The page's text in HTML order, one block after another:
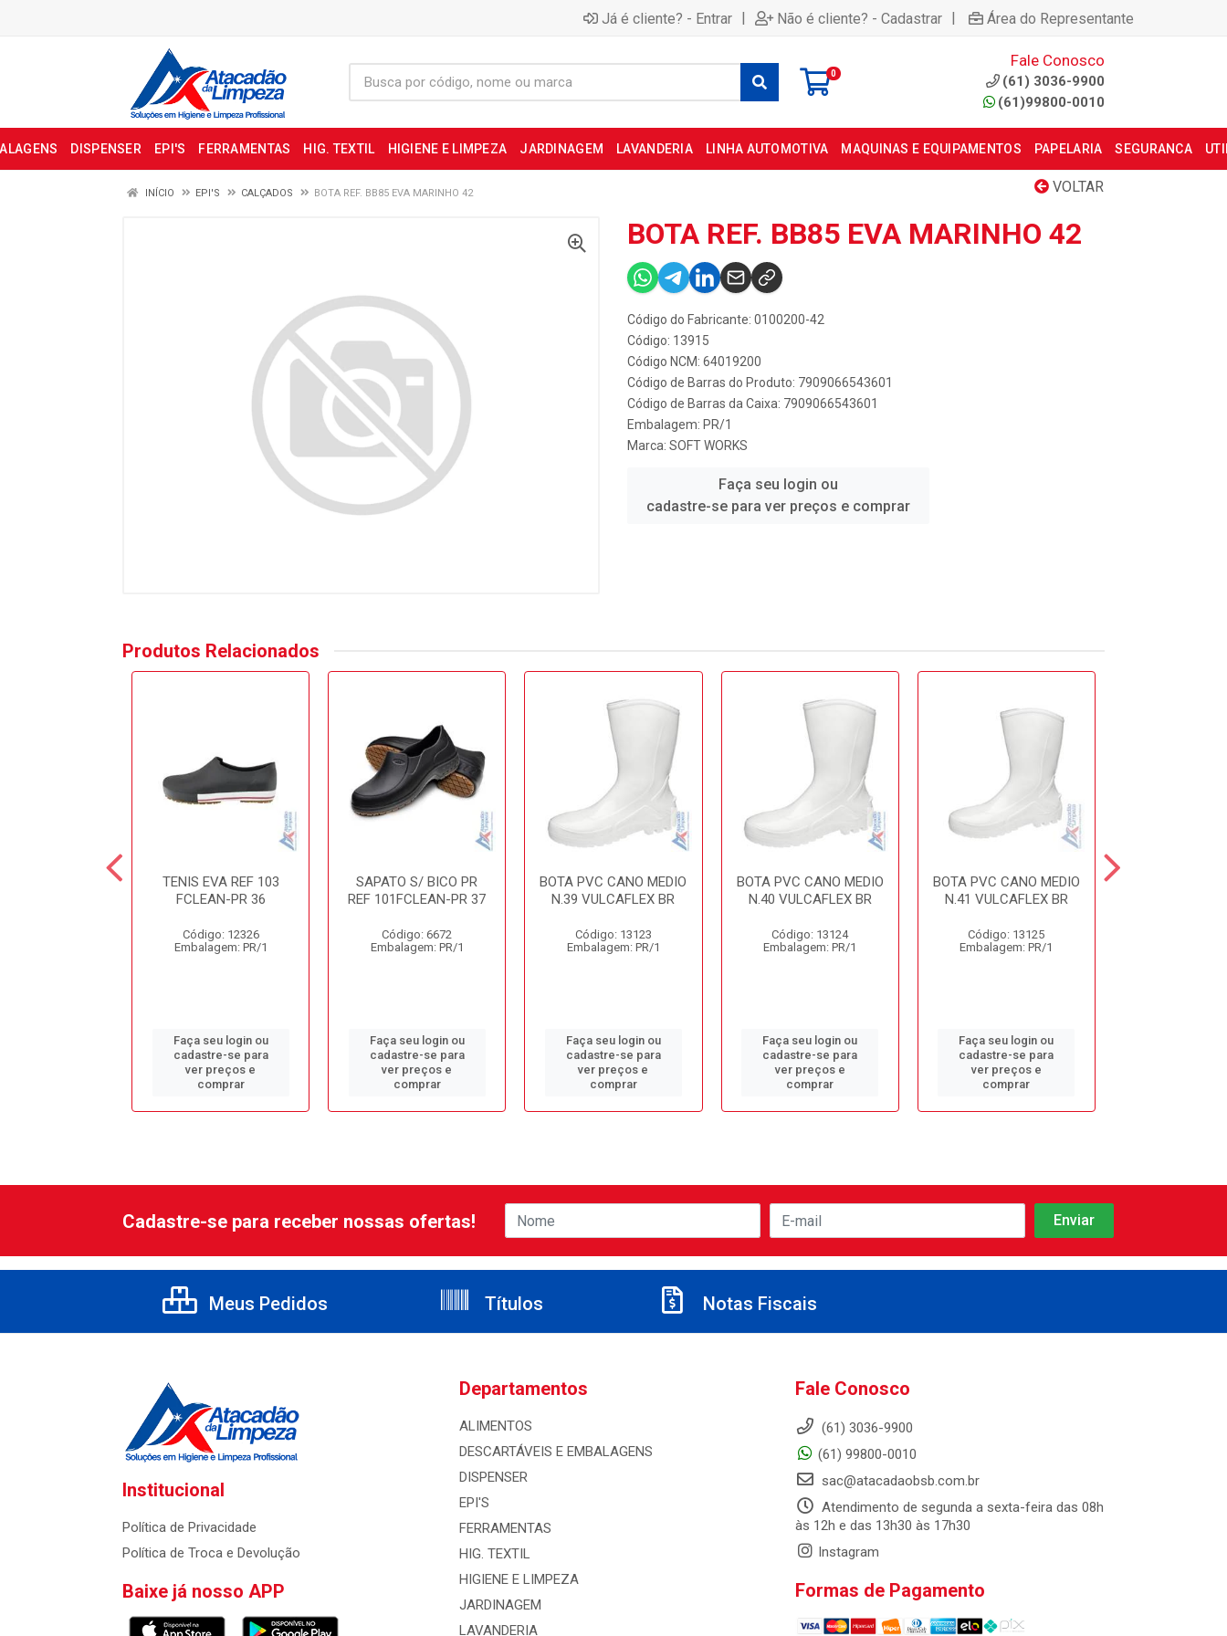
Já é cliente? - Entrar | Não é cliente? - Cadastrar | Área do Representante
0
Fale Conosco
(61) 3036-9900
(61)99800-0010
DISPENSER EPI'S FERRAMENTAS HIG. TEXTIL HIGIENE E LIMPEZA JARDINAGEM LAVANDERIA LINHA AUTOMOTIVA MAQUINAS E EQUIPAMENTOS PAPELARIA SEGURANCA
VOLTAR
INÍCIO EPI'S CALÇADOS BOTA REF. BB85 EVA MARINHO 42
BOTA REF. BB85 EVA MARINHO 42
Código do Fabricante: 0100200-42
Código: 13915
Código NCM: 64019200
Código de Barras do Produto: 7909066543601
Código de Barras da Caixa: 7909066543601
Embalagem: PR/1
Marca: SOFT WORKS
Faça seu login ou
cadastre-se para ver preços e comprar
Produtos Relacionados
TENIS EVA REF 103
FCLEAN-PR 36
Código: 12326
Embalagem: PR/1
Faça seu login ou
cadastre-se para
ver preços e
comprar
SAPATO S/ BICO PR
REF 101FCLEAN-PR 37
Código: 6672
Embalagem: PR/1
Faça seu login ou
cadastre-se para
ver preços e
comprar
BOTA PVC CANO MEDIO
N.39 VULCAFLEX BR
Código: 13123
Embalagem: PR/1
Faça seu login ou
cadastre-se para
ver preços e
comprar
BOTA PVC CANO MEDIO
N.40 VULCAFLEX BR
Código: 13124
Embalagem: PR/1
Faça seu login ou
cadastre-se para
ver preços e
comprar
BOTA PVC CANO MEDIO
N.41 VULCAFLEX BR
Código: 13125
Embalagem: PR/1
Faça seu login ou
cadastre-se para
ver preços e
comprar
Cadastre-se para receber nossas ofertas!
Meus Pedidos Títulos Notas Fiscais
Institucional
Política de Privacidade
Política de Troca e Devolução
Baixe já nosso APP
Departamentos
ALIMENTOS
DESCARTÁVEIS E EMBALAGENS
DISPENSER
EPI'S
FERRAMENTAS
HIG. TEXTIL
HIGIENE E LIMPEZA
JARDINAGEM
LAVANDERIA
Fale Conosco
(61) 3036-9900
(61) 99800-0010
sac@atacadaobsb.com.br
Atendimento de segunda a sexta-feira das 08h
às 12h e das 13h30 às 17h30
Instagram
Formas de Pagamento